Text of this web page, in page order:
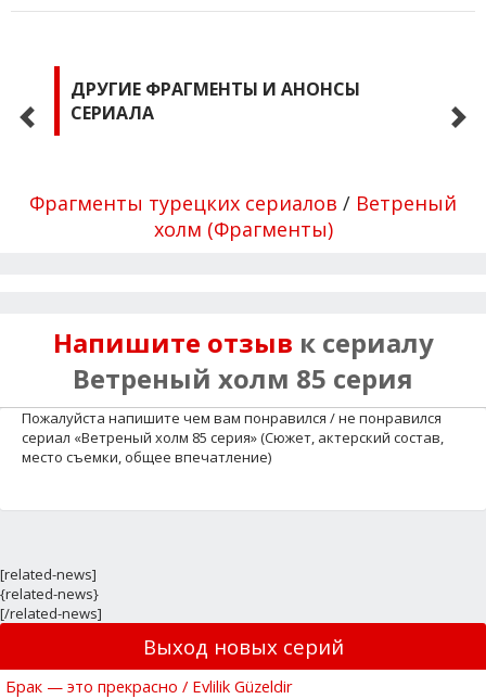
ДРУГИЕ ФРАГМЕНТЫ И АНОНСЫ
СЕРИАЛА
Фрагменты турецких сериалов / Ветреный
холм (Фрагменты)
Напишите отзыв к сериалу
Ветреный холм 85 серия
Пожалуйста напишите чем вам понравился / не понравился
сериал «Ветреный холм 85 серия» (Сюжет, актерский состав,
место съемки, общее впечатление)
[related-news]
{related-news}
[/related-news]
Выход новых серий
Брак — это прекрасно / Evlilik Güzeldir